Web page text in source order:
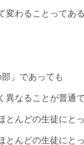
変わることってあ
」であっても
異なることが普通
んどの生徒にと
んどの生徒にと